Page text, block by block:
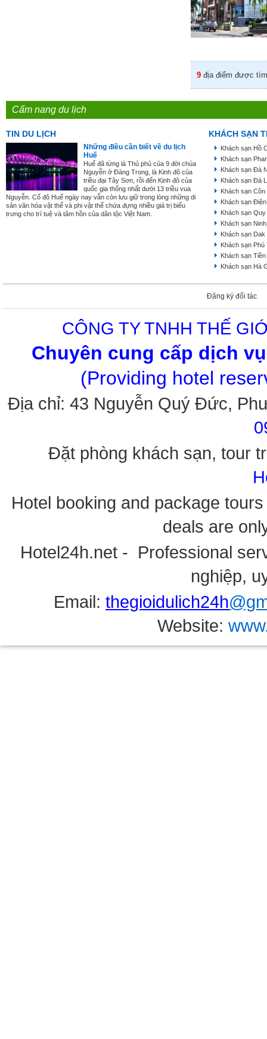
9 địa điểm được
Cẩm nang du lịch
TIN DU LỊCH
Những điều cần biết về du lịch
Huế
Huế đã từng là Thủ phủ của 9 đời chúa
Nguyễn ở Đàng Trong, là Kinh đô của
triều đại Tây Sơn, rồi đến Kinh đô của
quốc gia thống nhất dưới 13 triều vua
Nguyễn. Cố đô Huế ngày nay vẫn còn lưu giữ trong lòng những di
sản văn hóa vật thể và phi vật thể chứa đựng nhiều giá trị biểu
trưng cho trí tuệ và tâm hồn của dân tộc Việt Nam.
KHÁCH SẠN
Khách sạn Hồ
Khách sạn
Khách sạn Đà
Khách sạn Đà
Khách sạn
Khách sạn
Khách sạn
Khách sạn
Khách sạn Dak
Khách sạn Phú
Khách sạn
Khách sạn Hà
Đăng ký đối tác
CÔNG TY TNHH THẾ
Chuyên cung cấp dịch
(Providing hotel
Địa chỉ: 43 Nguyễn Quý Đức,
Đặt phòng khách sạn, tour
Hotel booking and package
deals are
Hotel24h.net - Professional
nghiệp,
Email: thegioidulich24h
Website: